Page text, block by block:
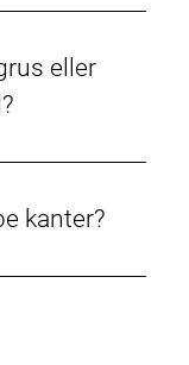
eller
kanter?